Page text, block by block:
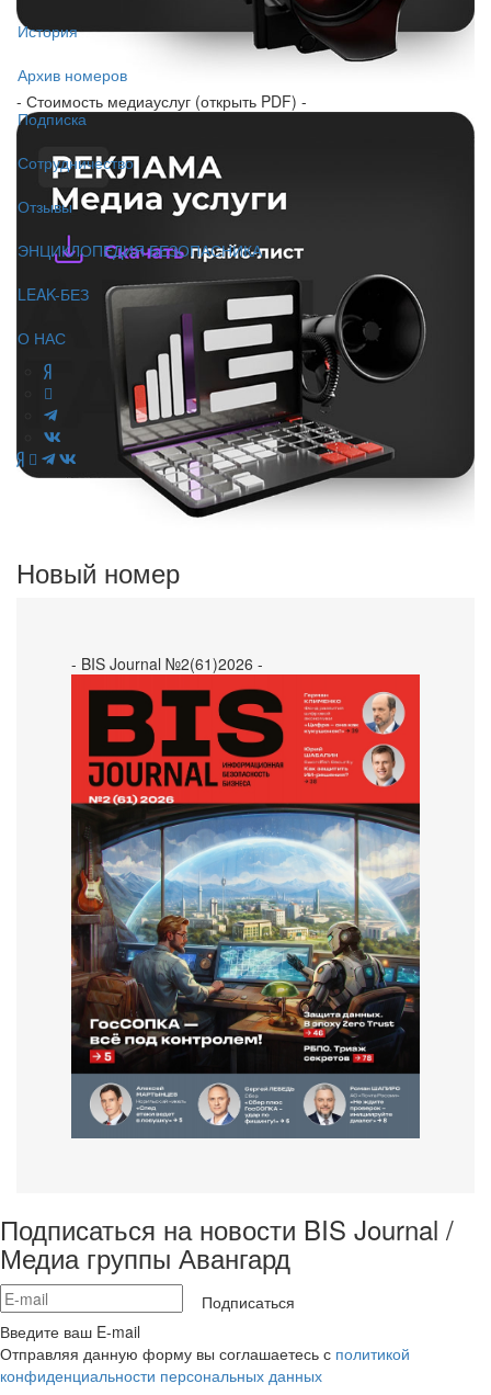
История
Архив номеров
Подписка
Сотрудничество
Отзывы
ЭНЦИКЛОПЕДИЯ БЕЗОПАСНИКА
LEAK-БЕЗ
О НАС
- Стоимость медиауслуг (открыть PDF) -
Новый номер
- BIS Journal №2(61)2026 -
Подписаться на новости BIS Journal /
Медиа группы Авангард
Подписаться
Введите ваш E-mail
Отправляя данную форму вы соглашаетесь с политикой
конфиденциальности персональных данных